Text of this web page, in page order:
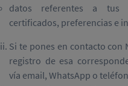
datos referentes a tus
certificados, preferencias e
Si te pones en contacto
registro de esa
vía email, WhatsApp o